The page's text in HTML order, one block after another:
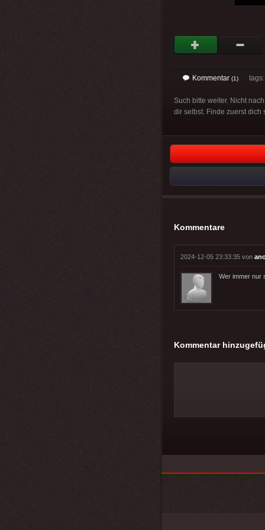
Kommentar (1) tags:
Such bitte weiter. Nicht
dir selbst. Finde zuerst dich
Kommentare
2024-12-05 23:33:35 von
Wer immer nur
Kommentar